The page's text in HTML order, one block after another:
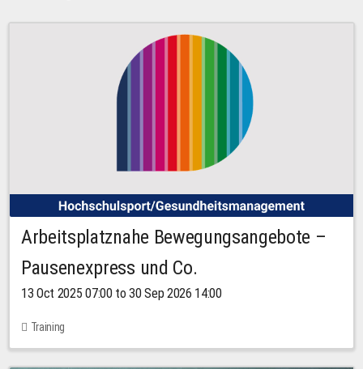
Arbeitsplatznahe Bewegungsangebote –
Pausenexpress und Co.
13 Oct 2025 07:00 to 30 Sep 2026 14:00
Training